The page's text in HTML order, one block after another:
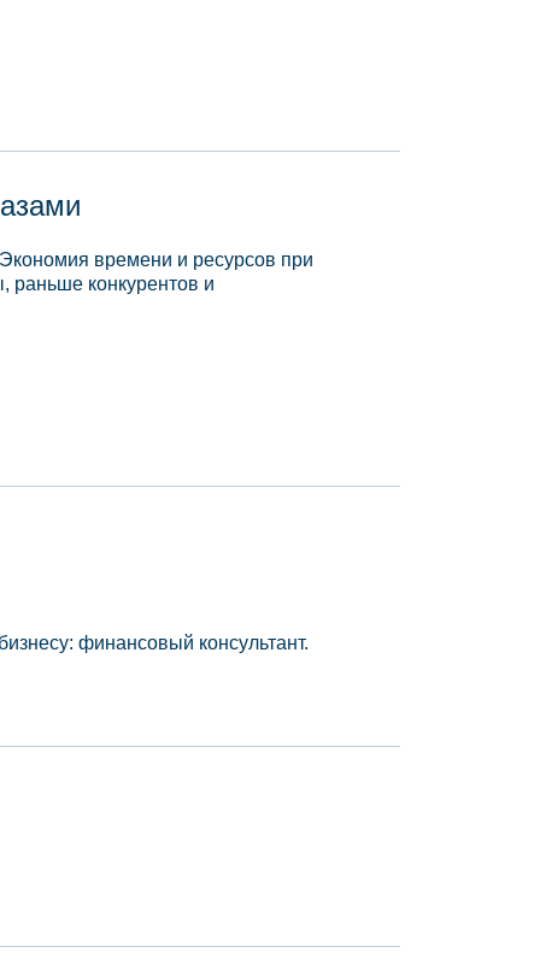
времени и ресурсов при
раньше конкурентов и
финансовый консультант.